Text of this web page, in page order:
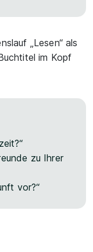
„Lesen“ als
im Kopf
zu Ihrer
vor?“